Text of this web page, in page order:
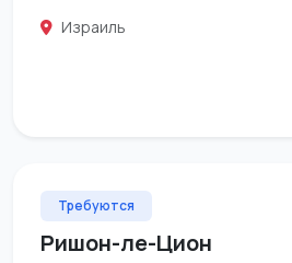
Израиль
Требуются
Ришон-ле-Цион